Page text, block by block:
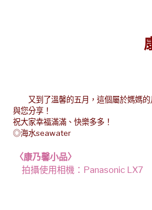
又到了溫馨的五月，這個屬於媽媽的
與您分享！
祝大家幸福滿滿、快樂多多！
◎海水seawater
〈康乃馨小品〉
拍攝使用相機：Panasonic LX7